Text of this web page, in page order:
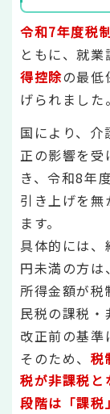
令和7年度税
ともに、就
得控除の最低
げられました。
国により、
正の影響を受
き、令和8年
引き上げを
ます。
具体的には
円未満の方
所得金額が税
民税の課税・
改正前の基準
そのため、 税
税が非課税と
段階は「課税